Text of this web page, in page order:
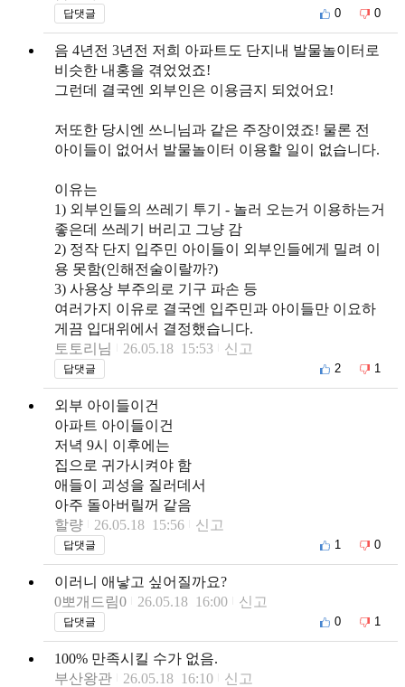
답댓글 0 0
음 4년전 3년전 저희 아파트도 단지내 발물놀이터로
비슷한 내홍을 겪었었죠!
그런데 결국엔 외부인은 이용금지 되었어요!
저또한 당시엔 쓰니님과 같은 주장이였죠! 물론 전
아이들이 없어서 발물놀이터 이용할 일이 없습니다.
이유는
1) 외부인들의 쓰레기 투기 - 놀러 오는거 이용하는거
좋은데 쓰레기 버리고 그냥 감
2) 정작 단지 입주민 아이들이 외부인들에게 밀려 이
용 못함(인해전술이랄까?)
3) 사용상 부주의로 기구 파손 등
여러가지 이유로 결국엔 입주민과 아이들만 이요하
게끔 입대위에서 결정했습니다.
토토리님
26.05.18 15:53 신고
답댓글 2 1
외부 아이들이건
아파트 아이들이건
저녁 9시 이후에는
집으로 귀가시켜야 함
애들이 괴성을 질러데서
아주 돌아버릴꺼 같음
할량
26.05.18 15:56 신고
답댓글 1 0
이러니 애낳고 싶어질까요?
0뽀개드림0
26.05.18 16:00 신고
답댓글 0 1
100% 만족시킬 수가 없음.
부산왕관
26.05.18 16:10 신고